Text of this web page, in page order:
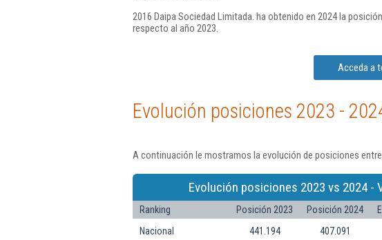
2016 Daipa Sociedad Limitada. ha obtenido en 2024 la
respecto al año 2023.
Acceda a
Evolución posiciones 2023 -
A continuación le mostramos la evolución de posiciones
Evolución posiciones 2023 vs 2024 -
Ranking Posición 2023 Posición 2024
Nacional
441.194 407.091